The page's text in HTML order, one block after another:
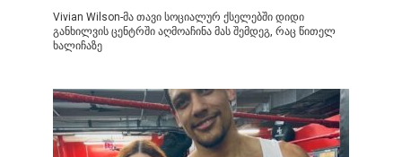
Vivian Wilson-მა თავი სოციალურ ქსელებში დიდი
განხილვის ცენტრში აღმოაჩინა მას შემდეგ, რაც წითელ
ხალიჩაზე